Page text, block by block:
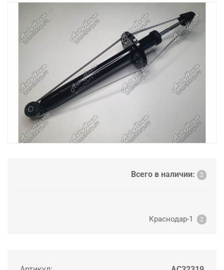
Всего в наличии: 2
Краснодар-1 2